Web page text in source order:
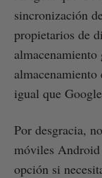
sincronización
propietarios de
igual que
Por desgracia,
móviles Android
opción si